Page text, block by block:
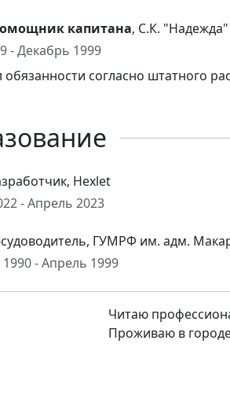
капитана, С.К. "Надежда"
- Декабрь 1999
согласно штатного
Hexlet
- Апрель 2023
ГУМРФ им. адм.
- Апрель 1999
Читаю
Проживаю в